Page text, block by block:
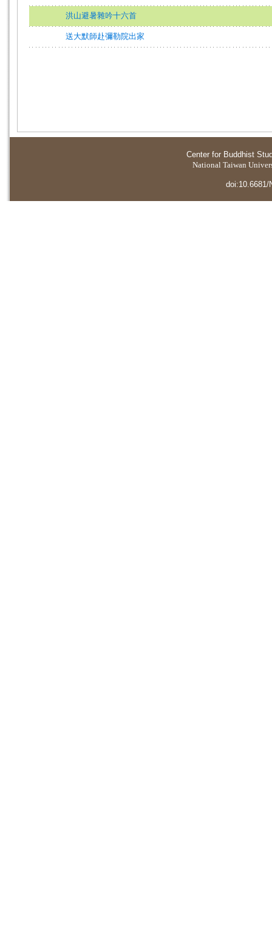
洪山避暑雜吟十六首
送大默師赴彌勒院出家
Center for Buddhist
National Taiwan
doi:10.6681/